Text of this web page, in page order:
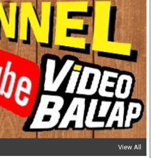
View All